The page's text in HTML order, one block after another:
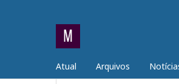
Atual Arquivos